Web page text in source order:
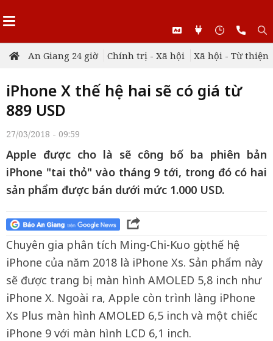
An Giang 24 giờ Chính trị - Xã hội Xã hội - Từ thiện
iPhone X thế hệ hai sẽ có giá từ
889 USD
27/03/2018 - 09:59
Apple được cho là sẽ công bố ba phiên bản
iPhone "tai thỏ" vào tháng 9 tới, trong đó có hai
sản phẩm được bán dưới mức 1.000 USD.
Chuyên gia phân tích Ming-Chi-Kuo gọi thế hệ
iPhone của năm 2018 là iPhone Xs. Sản phẩm này
sẽ được trang bị màn hình AMOLED 5,8 inch như
iPhone X. Ngoài ra, Apple còn trình làng iPhone
Xs Plus màn hình AMOLED 6,5 inch và một chiếc
iPhone 9 với màn hình LCD 6,1 inch.